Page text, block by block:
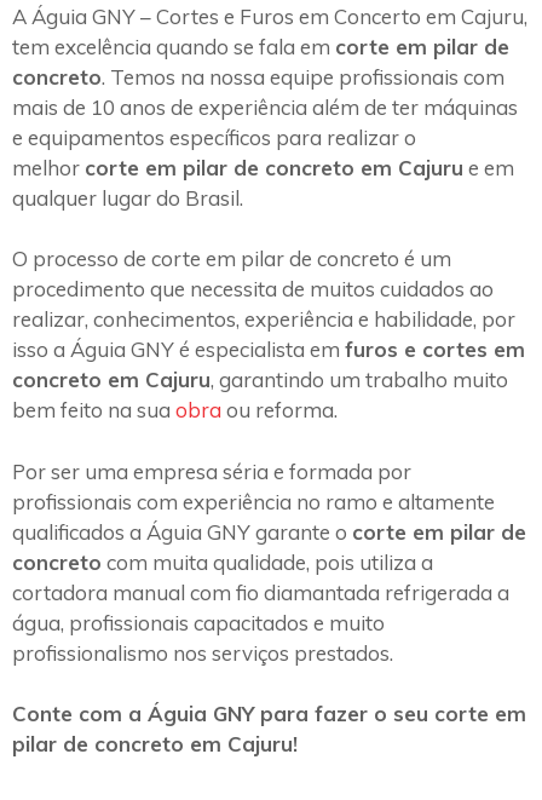
A Águia GNY – Cortes e Furos em Concerto em Cajuru,
tem excelência quando se fala em corte em pilar de
concreto. Temos na nossa equipe profissionais com
mais de 10 anos de experiência além de ter máquinas
e equipamentos específicos para realizar o
melhor corte em pilar de concreto em Cajuru e em
qualquer lugar do Brasil.
O processo de corte em pilar de concreto é um
procedimento que necessita de muitos cuidados ao
realizar, conhecimentos, experiência e habilidade, por
isso a Águia GNY é especialista em furos e cortes em
concreto em Cajuru, garantindo um trabalho muito
bem feito na sua obra ou reforma.
Por ser uma empresa séria e formada por
profissionais com experiência no ramo e altamente
qualificados a Águia GNY garante o corte em pilar de
concreto com muita qualidade, pois utiliza a
cortadora manual com fio diamantada refrigerada a
água, profissionais capacitados e muito
profissionalismo nos serviços prestados.
Conte com a Águia GNY para fazer o seu corte em
pilar de concreto em Cajuru!